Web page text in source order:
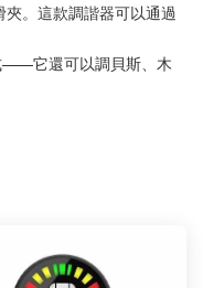
。這款調諧器可以通過
——它還可以調貝斯、木